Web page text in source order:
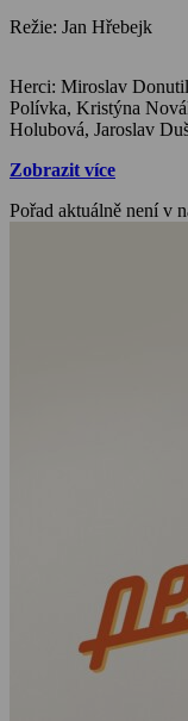
Kraus, bývalý odbojář,
rodin se odehrají malá
jejich účastníků
MFF v Polsku, cenu
nejúspěšnější český
Cinema.
Režie: Jan Hřebejk
Herci: Miroslav Donutil, Jiří Kodet, Simona Stašová, Boleslav
Polívka, Kristýna Nováková, M. Vášáryová, Michael Beran, Eva
Holubová, Jaroslav
Zobrazit více
Pořad aktuálně není v